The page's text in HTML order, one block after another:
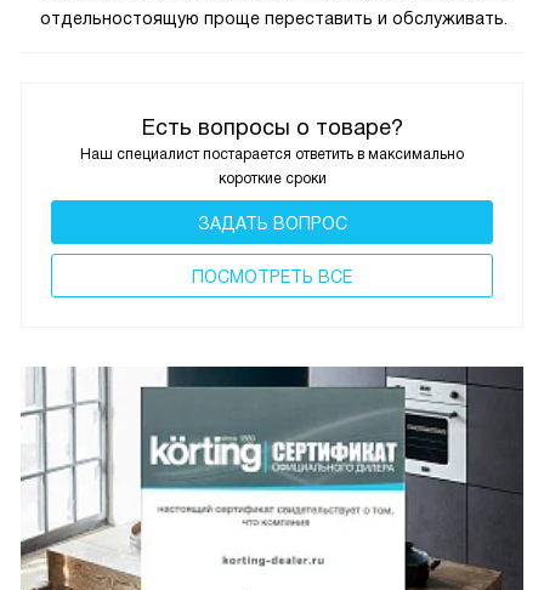
Есть вопросы о товаре?
Наш специалист постарается ответить в максимально
короткие сроки
ЗАДАТЬ ВОПРОС
ПОCМОТРЕТЬ ВСЕ
отдельностоящую проще переставить и обслуживать.